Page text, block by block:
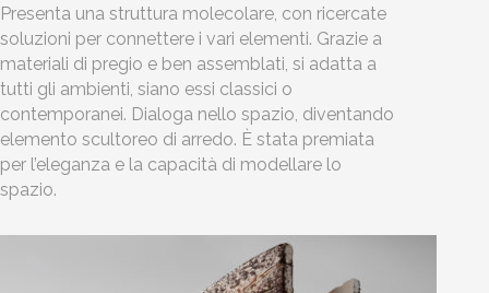
Presenta una struttura molecolare, con ricercate
soluzioni per connettere i vari elementi. Grazie a
materiali di pregio e ben assemblati, si adatta a
tutti gli ambienti, siano essi classici o
contemporanei. Dialoga nello spazio, diventando
elemento scultoreo di arredo. È stata premiata
per l’eleganza e la capacità di modellare lo
spazio.